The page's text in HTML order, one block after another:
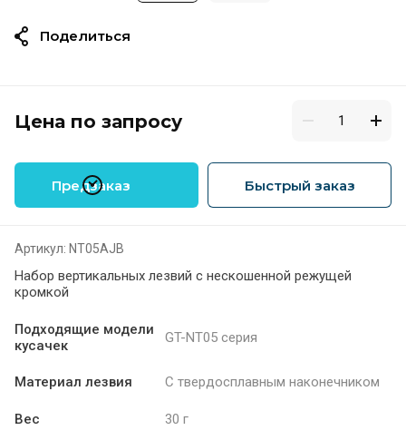
Цена по запросу
Предзаказ Быстрый заказ
Артикул: NT05AJB
Набор вертикальных лезвий с нескошенной режущей
кромкой
Подходящие модели
кусачек
GT-NT05 серия
Материал лезвия С твердосплавным наконечником
Вес 30 г
Поделиться